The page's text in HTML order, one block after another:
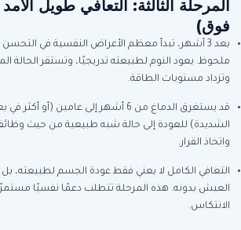
فوق)
بعد 3 أشهر، تبدأ معظم الأعراض النفسية في
ملحوظ. يعود النوم لطبيعته تدريجيًا، وتستقر الحالة
وتزداد مستويات الطاقة.
قد يستغرق الدماغ من 6 أشهر إلى عامين (أو
الشديدة) للعودة إلى حالة شبه طبيعية من حيث
واتخاذ القرار.
التعافي الكامل لا يعني فقط عودة الجسم لطبيعته،
العيش بدونه. هذه المرحلة تتطلب دعمًا نفسيًا
الانتكاس.